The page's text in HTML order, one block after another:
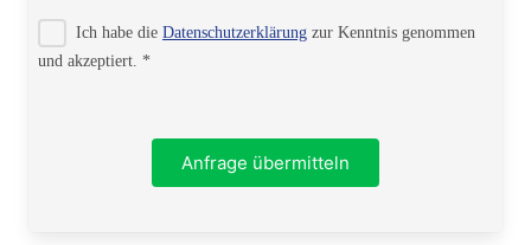
Ich habe die Datenschutzerklärung zur Kenntnis genommen
und akzeptiert. *
Anfrage übermitteln